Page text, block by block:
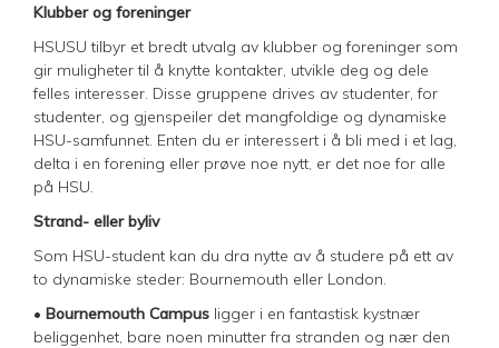
Klubber og foreninger
HSUSU tilbyr et bredt utvalg av klubber og foreninger som
gir muligheter til å knytte kontakter, utvikle deg og dele
felles interesser. Disse gruppene drives av studenter, for
studenter, og gjenspeiler det mangfoldige og dynamiske
HSU-samfunnet. Enten du er interessert i å bli med i et lag,
delta i en forening eller prøve noe nytt, er det noe for alle
på HSU.
Strand- eller byliv
Som HSU-student kan du dra nytte av å studere på ett av
to dynamiske steder: Bournemouth eller London.
• Bournemouth Campus ligger i en fantastisk kystnær
beliggenhet, bare noen minutter fra stranden og nær den